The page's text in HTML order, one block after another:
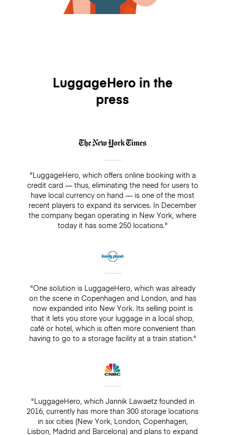
LuggageHero in the
press
"LuggageHero, which offers online booking with a
credit card — thus, eliminating the need for users to
have local currency on hand — is one of the most
recent players to expand its services. In December
the company began operating in New York, where
today it has some 250 locations."
"One solution is LuggageHero, which was already
on the scene in Copenhagen and London, and has
now expanded into New York. Its selling point is
that it lets you store your luggage in a local shop,
café or hotel, which is often more convenient than
having to go to a storage facility at a train station."
"LuggageHero, which Jannik Lawaetz founded in
2016, currently has more than 300 storage locations
in six cities (New York, London, Copenhagen,
Lisbon, Madrid and Barcelona) and plans to expand